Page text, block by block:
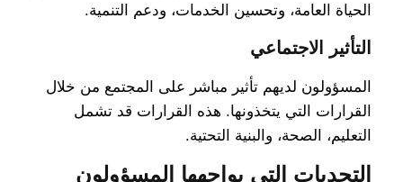
الحياة العامة، وتحسين الخدمات، ودعم التنمية.
التأثير الاجتماعي
المسؤولون لديهم تأثير مباشر على المجتمع من خلال
القرارات التي يتخذونها. هذه القرارات قد تشمل
التعليم، الصحة، والبنية التحتية.
التحديات التي يواجهها المسؤولون